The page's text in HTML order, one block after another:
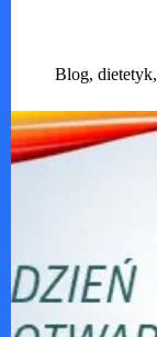
Blog, dietetyk,